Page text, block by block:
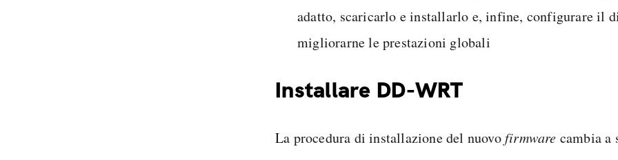
adatto, scaricarlo e installarlo e, infine, configurare il
migliorarne le prestazioni globali
Installare DD-WRT
La procedura di installazione del nuovofirmware cambia a